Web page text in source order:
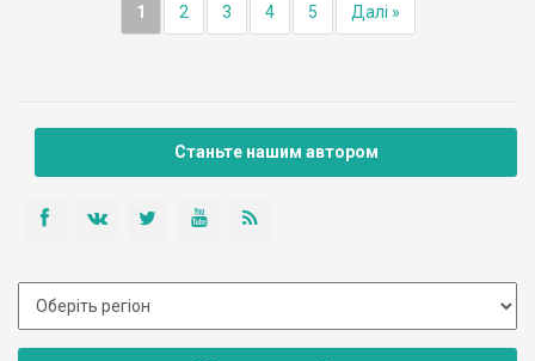
1 2 3 4 5 Далі »
Станьте нашим автором